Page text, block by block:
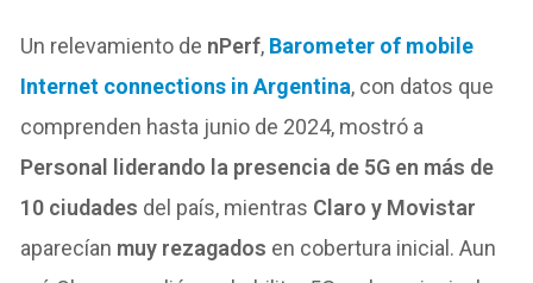
Un relevamiento de nPerf, Barometer of mobile
Internet connections in Argentina, con datos que
comprenden hasta junio de 2024, mostró a
Personal liderando la presencia de 5G en más de
10 ciudades del país, mientras Claro y Movistar
aparecían muy rezagados en cobertura inicial. Aun